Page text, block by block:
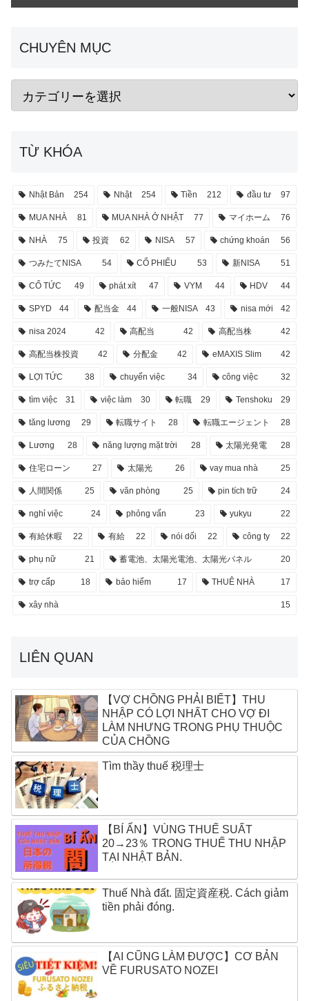
CHUYÊN MỤC
TỪ KHÓA
Nhật Bản 254 Nhật 254 Tiền 212 đầu tư 97
MUA NHÀ 81 MUA NHÀ Ở NHẬT 77 マイホーム 76
NHÀ 75 投資 62 NISA 57 chứng khoán 56
つみたてNISA 54 CỔ PHIẾU 53 新NISA 51
CỔ TỨC 49 phát xít 47 VYM 44 HDV 44
SPYD 44 配当金 44 一般NISA 43 nisa mới 42
nisa 2024 42 高配当 42 高配当株 42
高配当株投資 42 分配金 42 eMAXIS Slim 42
LỢI TỨC 38 chuyển việc 34 công việc 32
tìm việc 31 việc làm 30 転職 29 Tenshoku 29
tăng lương 29 転職サイト 28 転職エージェント 28
Lương 28 năng lượng mặt trời 28 太陽光発電 28
住宅ローン 27 太陽光 26 vay mua nhà 25
人間関係 25 văn phòng 25 pin tích trữ 24
nghỉ việc 24 phỏng vấn 23 yukyu 22
有給休暇 22 有給 22 nói dối 22 công ty 22
phụ nữ 21 蓄電池、太陽光電池、太陽光パネル 20
trợ cấp 18 bảo hiểm 17 THUÊ NHÀ 17
xây nhà 15
LIÊN QUAN
【VỢ CHỒNG PHẢI BIẾT】THU
NHẬP CÓ LỢI NHẤT CHO VỢ ĐI
LÀM NHƯNG TRONG PHỤ THUỘC
CỦA CHỒNG
Tìm thầy thuế 税理士
【BÍ ẨN】VÙNG THUẾ SUẤT
20→23％ TRONG THUẾ THU NHẬP
TẠI NHẬT BẢN.
Thuế Nhà đất. 固定資産税. Cách giảm
tiền phải đóng.
【AI CŨNG LÀM ĐƯỢC】CƠ BẢN
VỀ FURUSATO NOZEI